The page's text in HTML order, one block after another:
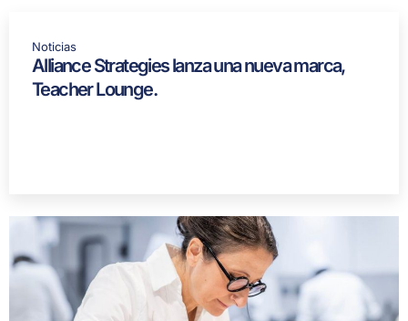
Noticias
Alliance Strategies lanza una nueva marca,
Teacher Lounge.